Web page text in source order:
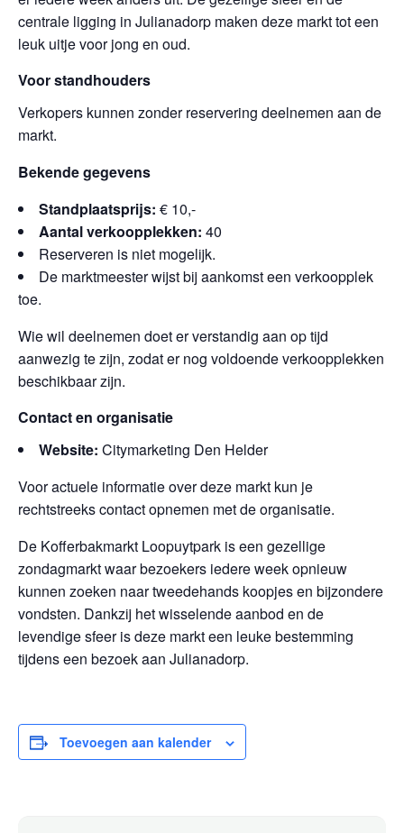
centrale ligging in Julianadorp maken deze markt tot een
leuk uitje voor jong en oud.
Voor standhouders
Verkopers kunnen zonder reservering deelnemen aan de
markt.
Bekende gegevens
Standplaatsprijs: € 10,-
Aantal verkoopplekken: 40
Reserveren is niet mogelijk.
De marktmeester wijst bij aankomst een verkoopplek
toe.
Wie wil deelnemen doet er verstandig aan op tijd
aanwezig te zijn, zodat er nog voldoende verkoopplekken
beschikbaar zijn.
Contact en organisatie
Website: Citymarketing Den Helder
Voor actuele informatie over deze markt kun je
rechtstreeks contact opnemen met de organisatie.
De Kofferbakmarkt Loopuytpark is een gezellige
zondagmarkt waar bezoekers iedere week opnieuw
kunnen zoeken naar tweedehands koopjes en bijzondere
vondsten. Dankzij het wisselende aanbod en de
levendige sfeer is deze markt een leuke bestemming
tijdens een bezoek aan Julianadorp.
Toevoegen aan kalender